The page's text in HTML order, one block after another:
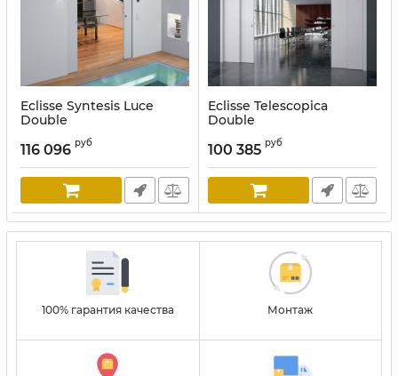
Eclisse Syntesis Luce
Double
116 096 руб
Eclisse Telescopica
Double
100 385 руб
100% гарантия качества Монтаж